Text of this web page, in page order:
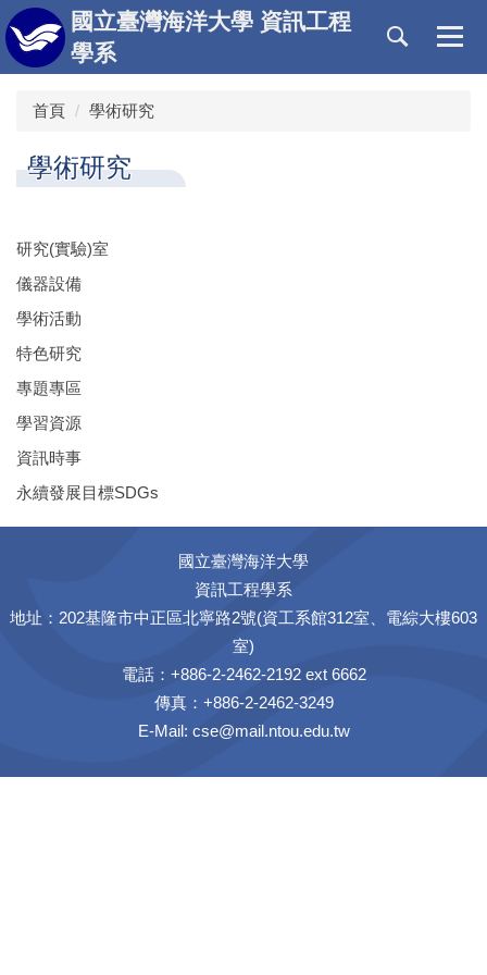
跳
到
主
國立臺灣海洋大學 資訊工程
學系
首頁 學術研究
學術研究
研究(實驗)室
儀器設備
學術活動
特色研究
專題專區
學習資源
資訊時事
永續發展目標SDGs
國立臺灣海洋大學
資訊工程學系
地址：202基隆市中正區北寧路2號(資工系館312室、電綜大樓603
室)
電話：+886-2-2462-2192 ext 6662
傳真：+886-2-2462-3249
E-Mail: cse@mail.ntou.edu.tw